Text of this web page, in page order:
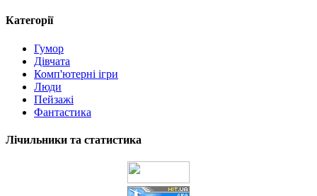
Категорії
Гумор
Дівчата
Комп'ютерні ігри
Люди
Пейзажі
Фантастика
Лічильники та статистика